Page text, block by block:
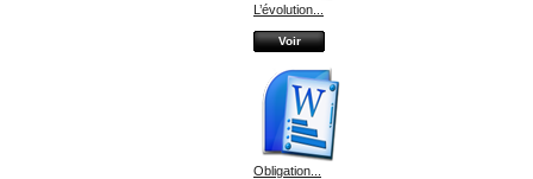
L’évolution...
Voir
Obligation...